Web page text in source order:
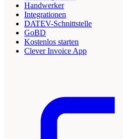
Handwerker
Integrationen
DATEV-Schnittstelle
GoBD
Kostenlos starten
Clever Invoice App